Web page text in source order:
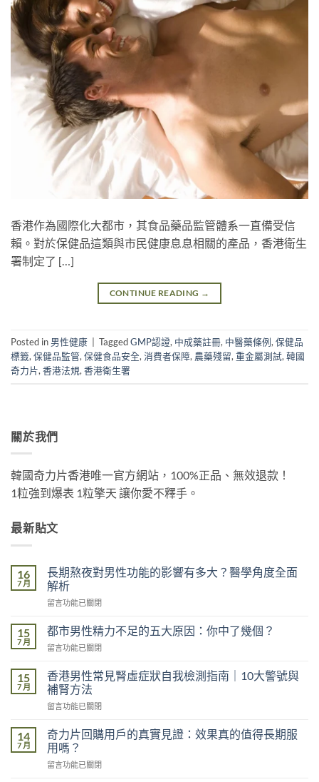
香港作為國際化大都市，其食品藥品監管體系一直備受信
賴。對於保健品這類與市民健康息息相關的產品，香港衛生
署制定了 […]
CONTINUE READING →
Posted in 男性健康 TaggedGMP認證, 中成藥註冊, 中醫藥條例, 保健品
標籤, 保健品監管, 保健食品安全, 消費者保障, 農藥殘留, 重金屬測試, 韓國
奇力片, 香港法規, 香港衛生署
關於我們
韓國奇力片香港唯一官方網站，100%正品、無效退款！
1粒強到爆表 1粒擎天 讓你愛不釋手。
最新貼文
16
7 月
長期熬夜對男性功能的影響有多大？醫學角度全面
解析
在
期
熬
夜
男
性
能
影
響
有
多
留言功能已關閉
15
7 月
都市男性精力不足的五大原因：你中了幾個？
在
市
男
性
精
不
足
的
五
留言功能已關閉
15
7 月
香港男性常見腎虛症狀自我檢測指南｜10大警號與
補腎方法
在
港
男
性
常
留言功能已關閉
14
7 月
奇力片回購用戶的真實見證：效果真的值得長期服
用嗎？
在
留言功能已關閉